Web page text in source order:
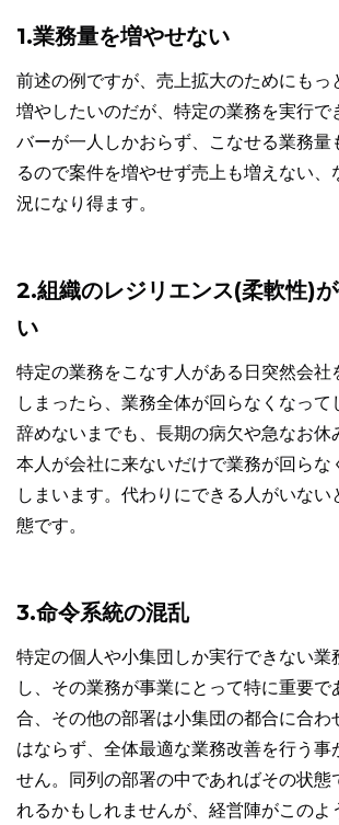
1.業務量を増やせない
前述の例ですが、売上拡大のためにもっ
増やしたいのだが、特定の業務を実行で
バーが一人しかおらず、こなせる業務量
るので案件を増やせず売上も増えない、
況になり得ます。
2.組織のレジリエンス(柔軟性)
い
特定の業務をこなす人がある日突然会社
しまったら、業務全体が回らなくなって
辞めないまでも、長期の病欠や急なお休
本人が会社に来ないだけで業務が回らな
しまいます。代わりにできる人がいない
態です。
3.命令系統の混乱
特定の個人や小集団しか実行できない業
し、その業務が事業にとって特に重要で
合、その他の部署は小集団の都合に合わ
はならず、全体最適な業務改善を行う事
せん。同列の部署の中であればその状態
れるかもしれませんが、経営陣がこのよ